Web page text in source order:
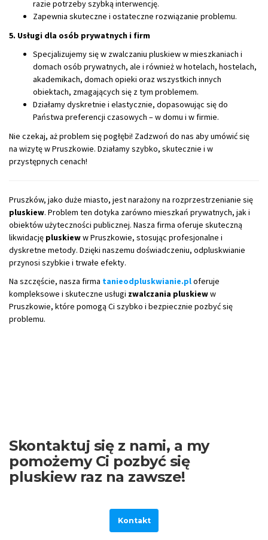
razie potrzeby szybką interwencję.
Zapewnia skuteczne i ostateczne rozwiązanie problemu.
5. Usługi dla osób prywatnych i firm
Specjalizujemy się w zwalczaniu pluskiew w mieszkaniach i
domach osób prywatnych, ale i również w hotelach, hostelach,
akademikach, domach opieki oraz wszystkich innych
obiektach, zmagających się z tym problemem.
Działamy dyskretnie i elastycznie, dopasowując się do
Państwa preferencji czasowych – w domu i w firmie.
Nie czekaj, aż problem się pogłębi! Zadzwoń do nas aby umówić się
na wizytę w Pruszkowie. Działamy szybko, skutecznie i w
przystępnych cenach!
Pruszków, jako duże miasto, jest narażony na rozprzestrzenianie się
pluskiew. Problem ten dotyka zarówno mieszkań prywatnych, jak i
obiektów użyteczności publicznej. Nasza firma oferuje skuteczną
likwidację pluskieww Pruszkowie, stosując profesjonalne i
dyskretne metody. Dzięki naszemu doświadczeniu, odpluskwianie
przynosi szybkie i trwałe efekty.
Na szczęście, nasza firma tanieodpluskwianie.ploferuje
kompleksowe i skuteczne usługi zwalczania pluskieww
Pruszkowie, które pomogą Ci szybko i bezpiecznie pozbyć się
problemu.
Skontaktuj się z nami, a my
pomożemy Ci pozbyć się
pluskiew raz na zawsze!
Kontakt